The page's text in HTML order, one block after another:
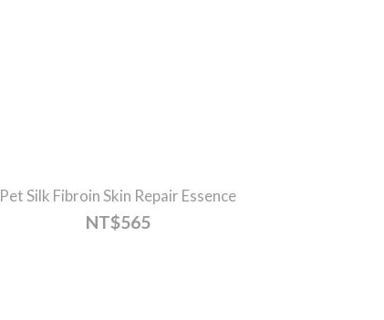
Pet Silk Fibroin Skin Repair Essence
NT$565